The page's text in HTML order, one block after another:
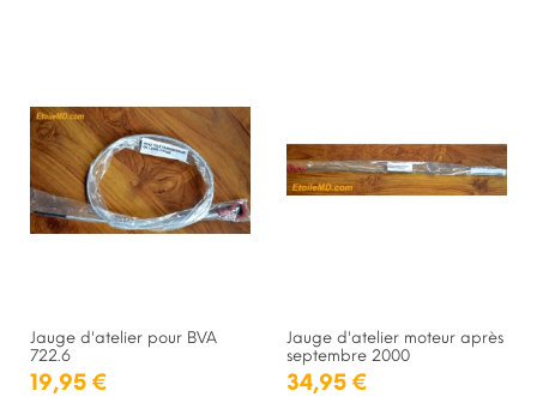
Jauge d'atelier pour BVA
722.6
19,95 €
Jauge d'atelier moteur après
septembre 2000
34,95 €